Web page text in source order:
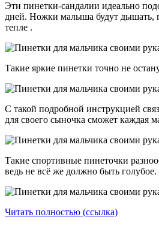
Эти пинетки-сандалии идеально
дней. Ножки малыша будут дышать,
тепле .
Такие яркие пинетки точно не
С такой подробной инструкцией
для своего сыночка сможет каждая
Такие спортивные пинеточки
ведь не всё же должно быть голубое.
Читать полностью (ссылка)